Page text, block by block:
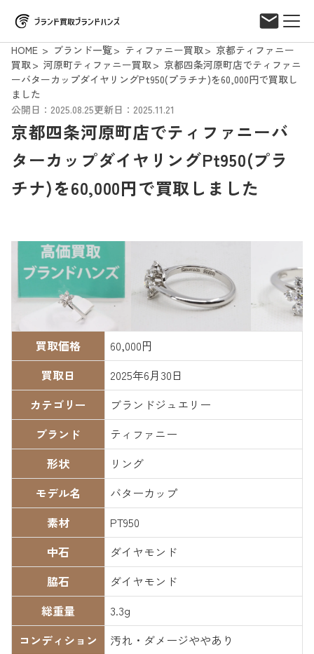
HOME ブランド一覧 ティファニー買取
京都ティファニー
買取
河原町ティファニー買取
京都四条河原町店でティファニ
ーバターカップダイヤリングPt950(プラチナ)を60,000円で買取し
ました
公開日：2025.08.25更新日：2025.11.21
京都四条河原町店でティファニーバ
ターカップダイヤリングPt950(プラ
チナ)を60,000円で買取しました
買取価格
60,000円
買取日
2025年6月30日
カテゴリー
ブランドジュエリー
ブランド
ティファニー
形状
リング
モデル名
バターカップ
素材
PT950
中石
ダイヤモンド
脇石
ダイヤモンド
総重量
3.3g
コンディション
汚れ・ダメージややあり